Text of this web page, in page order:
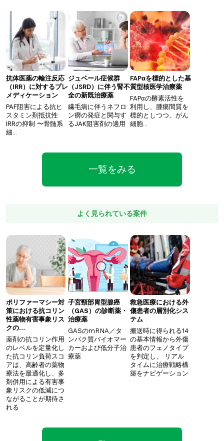
抗体医薬の輸注反応
（IRR）に対するプレ
メディケーション
PAF阻害による抗ヒ
スタミン剤抵抗性
IRRの抑制 〜骨髄系
細…
ジュベール症候群
（JSRD）に伴う腎不
全の新既治療薬
繊毛病に伴うネフロ
ン癆の発症と関与す
るJAK阻害剤の適用
FAPαを標的とした基
質型核医学治療薬
FAPαの酵素活性を
利用し、腫瘍間質を
標的としつつ、がん
細胞…
一覧をみる
よく見られている案件
ポリファーマシー対
策における抗コリン
性薬物有害事象リス
クの…
薬剤の抗コリン作用
のレベルを定量化し
た抗コリン負荷スコ
アは、高齢者の薬物
療法を最適化し、多
剤併用による有害事
象リスクの低減につ
ながることが期待さ
れる
子宮頸部胃型腺癌
（GAS）の診断薬・
治療薬
GASのmRNA／タ
ンパク質バイオマー
カーおよび低分子治
療薬
救急医療における外
傷患者の層別化シス
テム
搬送時に得られる14
の基本情報から外傷
患者のフェノタイプ
を判定し、 ​リアル
タイムに治療戦略構
築をナビゲーション